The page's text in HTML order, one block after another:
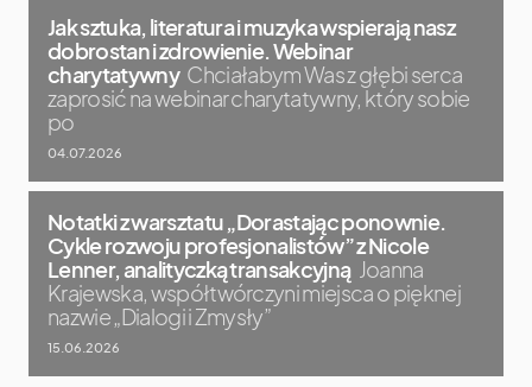
Jak sztuka, literatura i muzyka wspierają nasz
dobrostan i zdrowienie. Webinar
charytatywny Chciałabym Was z głębi serca
zaprosić na webinar charytatywny, który sobie
po
04.07.2026
Notatki z warsztatu „Dorastając ponownie.
Cykle rozwoju profesjonalistów” z Nicole
Lenner, analityczką transakcyjną Joanna
Krajewska, współtwórczyni miejsca o pięknej
nazwie „Dialogi i Zmysły”
15.06.2026